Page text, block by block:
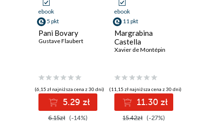
ebook
5 pkt
Pani Bovary
Gustave Flaubert
(6,15 zł najniższa cena z 30 dni)
5.29 zł
6.15zł (-14%)
ebook
11 pkt
Margrabina
Castella
Xavier de Montépin
(11,15 zł najniższa cena z 30 dni)
11.30 zł
15.42zł (-27%)